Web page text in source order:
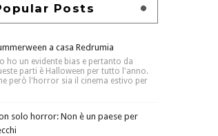
Posts
a casa Redrumia
ho un evidente bias e pertanto da
parti è Halloween per tutto l'anno.
però l'horror sia il cinema estivo per
solo horror: Non è un paese per